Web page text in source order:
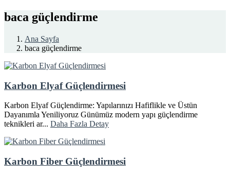
baca güçlendirme
Ana Sayfa
baca güçlendirme
Karbon Elyaf Güçlendirmesi
Karbon Elyaf Güçlendirme: Yapılarınızı Hafiflikle ve Üstün
Dayanımla Yeniliyoruz Günümüz modern yapı güçlendirme
teknikleri ar... Daha Fazla Detay
Karbon Fiber Güçlendirmesi